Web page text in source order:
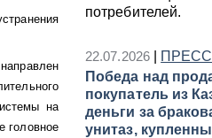
потребителей.
22.07.2026|
Победа над
покупатель из
деньги за
унитаз,
на
головное